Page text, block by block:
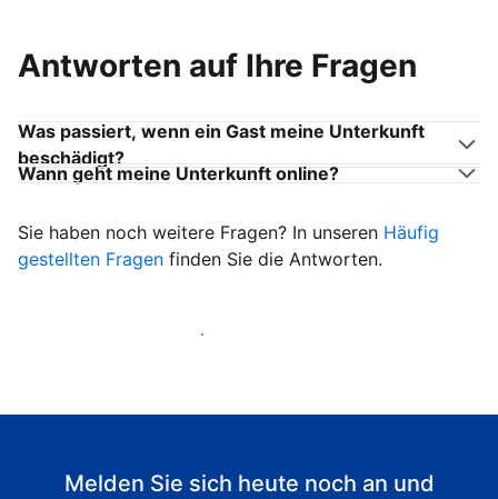
Antworten auf Ihre Fragen
Was passiert, wenn ein Gast meine Unterkunft
beschädigt?
Wann geht meine Unterkunft online?
Sie haben noch weitere Fragen? In unseren Häufig
gestellten Fragen finden Sie die Antworten.
Heißen Sie ab sofort Gäste willkommen
Melden Sie sich heute noch an und